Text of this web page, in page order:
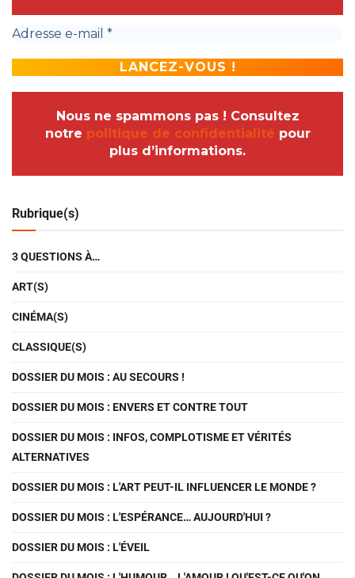
Nous ne spammons pas ! Consultez
notre politique de confidentialité pour
plus d’informations.
Rubrique(s)
3 QUESTIONS À…
ART(S)
CINÉMA(S)
CLASSIQUE(S)
DOSSIER DU MOIS : AU SECOURS !
DOSSIER DU MOIS : ENVERS ET CONTRE TOUT
DOSSIER DU MOIS : INFOS, COMPLOTISME ET VÉRITÉS
ALTERNATIVES
DOSSIER DU MOIS : L'ART PEUT-IL INFLUENCER LE MONDE ?
DOSSIER DU MOIS : L'ESPÉRANCE… AUJOURD'HUI ?
DOSSIER DU MOIS : L'ÉVEIL